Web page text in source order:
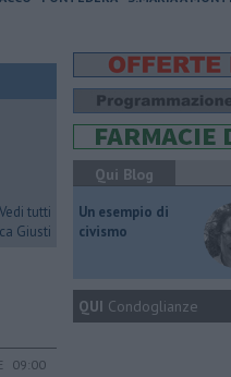
Vedi tutti
Giusti
09:00
Qui Blog
​Un esempio di
civismo
QUI Condoglianze